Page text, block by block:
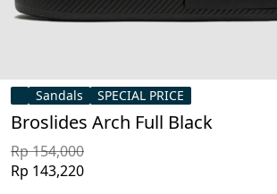
Sandals SPECIAL PRICE
Broslides Arch Full Black
Rp 154,000
Rp 143,220